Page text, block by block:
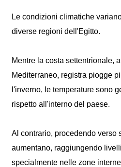
Le condizioni climatiche
diverse regioni dell'Egitto.
Mentre la costa settentrionale,
Mediterraneo, registra piogge
l'inverno, le temperature sono
rispetto all'interno del paese.
Al contrario, procedendo verso
aumentano, raggiungendo
specialmente nelle zone